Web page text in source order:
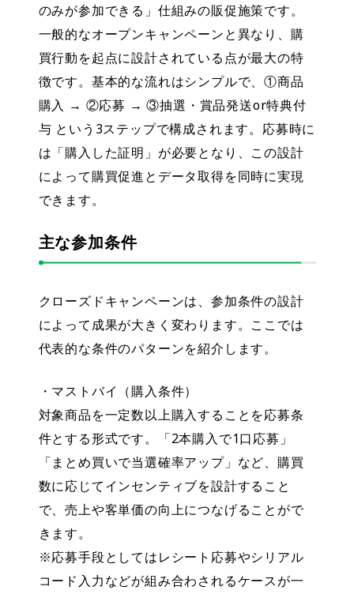
のみが参加できる」仕組みの販促施策です。
一般的なオープンキャンペーンと異なり、購
買行動を起点に設計されている点が最大の特
徴です。基本的な流れはシンプルで、①商品
購入 → ②応募 → ③抽選・賞品発送or特典付
与 という3ステップで構成されます。応募時に
は「購入した証明」が必要となり、この設計
によって購買促進とデータ取得を同時に実現
できます。
主な参加条件
クローズドキャンペーンは、参加条件の設計
によって成果が大きく変わります。ここでは
代表的な条件のパターンを紹介します。
・マストバイ（購入条件）
対象商品を一定数以上購入することを応募条
件とする形式です。「2本購入で1口応募」
「まとめ買いで当選確率アップ」など、購買
数に応じてインセンティブを設計すること
で、売上や客単価の向上につなげることがで
きます。
※応募手段としてはレシート応募やシリアル
コード入力などが組み合わされるケースが一